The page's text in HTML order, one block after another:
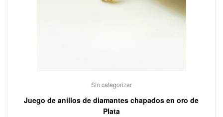
Sin categorizar
Juego de anillos de diamantes chapados en oro de
Plata